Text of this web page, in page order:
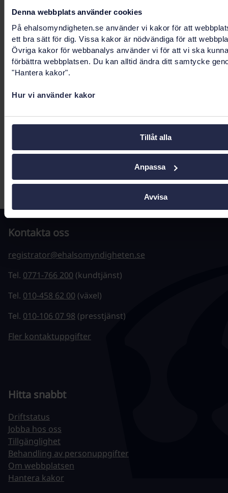
Denna webbplats använder cookies
På ehalsomyndigheten.se använder vi kakor för att
ett bra sätt för dig. Vissa kakor är nödvändiga för att
Övriga kakor för webbanalys använder vi för att vi ska
förbättra webbplatsen. Du kan alltid ändra ditt samtycke
"Hantera kakor".
Hur vi använder kakor
Tillåt alla
Anpassa
Avvisa
Tillsyn
Myndigheten för digital förvaltning (DIGG) ska
övervaka att digital service som tillhandahålls av
en offentlig aktör uppfyller lagen om
tillgänglighet till digital offentlig service.
Om du inte är nöjd med hur vi på E-
hälsomyndigheten hanterar dina synpunkter kan
du kontakta Myndigheten för digital förvaltning
Senast uppdaterad: 22 juni 2026
Kontakta oss
registrator@ehalsomyndigheten.se
Tel. 0771-766 200 (kundtjänst)
Tel. 010-458 62 00 (växel)
Tel. 010-106 07 98 (presstjänst)
Fler kontaktuppgifter
Hitta snabbt
Driftstatus
Jobba hos oss
Tillgänglighet
Behandling av personuppgifter
Om webbplatsen
Hantera kakor